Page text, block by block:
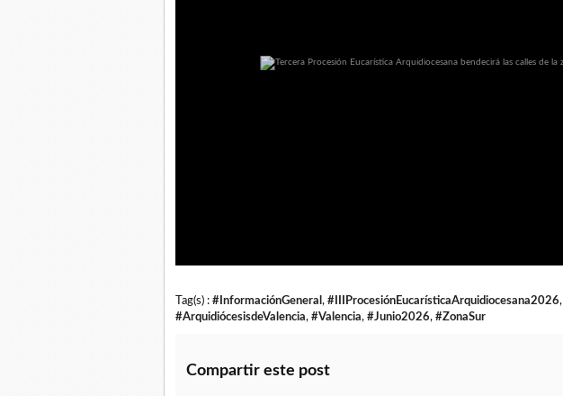
Tag(s) : #InformaciónGeneral , #IIIProcesiónEucarísticaArquidiocesana2026,
#ArquidiócesisdeValencia, #Valencia, #Junio2026, #ZonaSur
Compartir este post